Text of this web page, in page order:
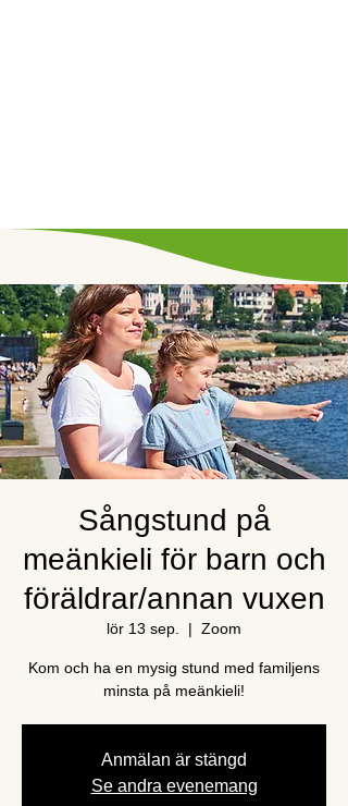
Sångstund på
meänkieli för barn och
föräldrar/annan vuxen
lör 13 sep.
  |
Zoom
Kom och ha en mysig stund med familjens
minsta på meänkieli!
Anmälan är stängd
Se andra evenemang